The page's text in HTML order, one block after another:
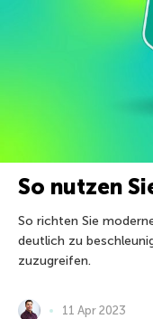
So nutzen
So richten Sie
deutlich zu
zuzugreifen.
11 Apr 2023